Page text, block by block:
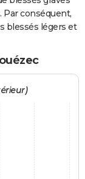
conséquent,
blessés légers et